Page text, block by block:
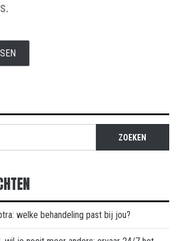
ZOEKEN
welke behandeling past bij jou?